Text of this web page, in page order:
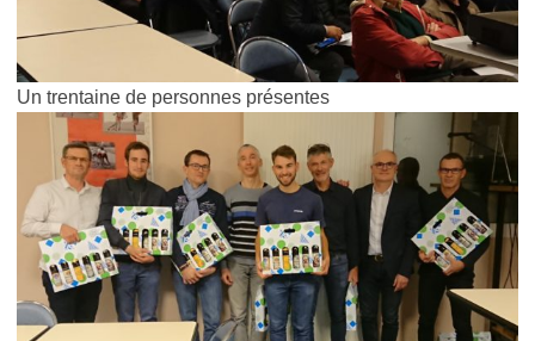
Un trentaine de personnes présentes